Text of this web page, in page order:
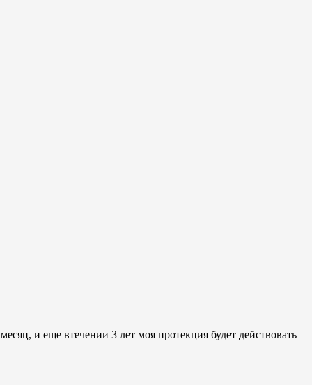
и еще втечении 3 лет моя протекция будет действовать